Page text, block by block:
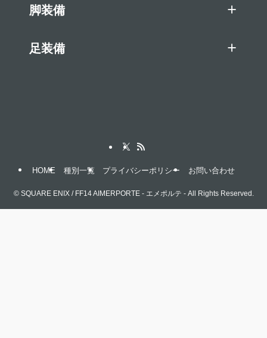
脚装備
足装備
HOME 種別一覧 プライバシーポリシー お問い合わせ
©SQUARE ENIX / FF14 AIMERPORTE - エメポルテ - All Rights Reserved.